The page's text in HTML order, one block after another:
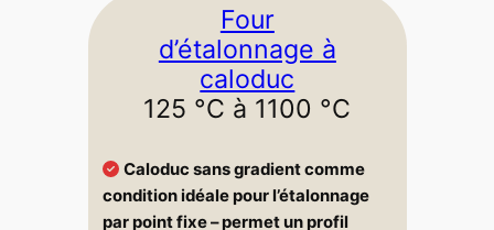
Four
d’étalonnage à
caloduc
125 °C à 1100 °C
Caloduc sans gradient comme
condition idéale pour l’étalonnage
par point fixe – permet un profil